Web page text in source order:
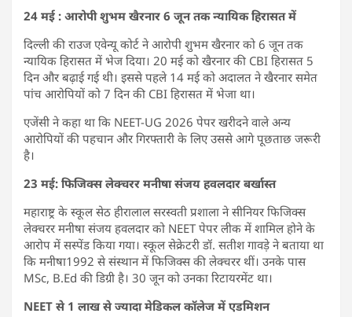
24 मई : आरोपी शुभम खैरनार 6 जून तक न्यायिक हिरासत में
दिल्ली की राउज एवेन्यू कोर्ट ने आरोपी शुभम खैरनार को 6 जून तक
न्यायिक हिरासत में भेज दिया। 20 मई को खैरनार की CBI हिरासत 5
दिन और बढ़ाई गई थी। इससे पहले 14 मई को अदालत ने खैरनार समेत
पांच आरोपियों को 7 दिन की CBI हिरासत में भेजा था।
एजेंसी ने कहा था कि NEET-UG 2026 पेपर खरीदने वाले अन्य
आरोपियों की पहचान और गिरफ्तारी के लिए उससे आगे पूछताछ जरूरी
है।
23 मई: फिजिक्स लेक्चरर मनीषा संजय हवलदार बर्खास्त
महाराष्ट्र के स्कूल सेठ हीरालाल सरस्वती प्रशाला ने सीनियर फिजिक्स
लेक्चरर मनीषा संजय हवलदार को NEET पेपर लीक में शामिल होने के
आरोप में सस्पेंड किया गया। स्कूल सेक्रेटरी डॉ. सतीश गावड़े ने बताया था
कि मनीषा1992 से संस्थान में फिजिक्स की लेक्चरर थीं। उनके पास
MSc, B.Ed की डिग्री है। 30 जून को उनका रिटायरमेंट था।
NEET से 1 लाख से ज्यादा मेडिकल कॉलेज में एडमिशन